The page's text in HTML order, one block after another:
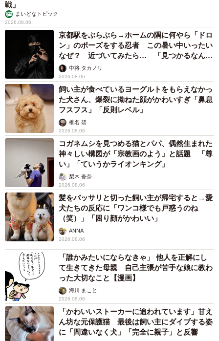
戦」
まいどなトピック
2026.08.06
京都駅をぶらぶら→ホームの隅に何やら「ドロ
ン」のポーズをする忍者 この暑い中いったい
なぜ？ 近づいてみたら… 「見つかるなんて
未熟」中将 タカノリ
2026.08.06
飼い主が食べているヨーグルトをもらえなかっ
た犬さん、爆裂に拗ねた顔がかわいすぎ「鼻息
フスフス」「反則レベル」
椎名 碧
2026.08.06
コガネムシを見つめる猫とパパ、偶然生まれた
神々しい構図が「宗教画のよう」と話題 「尊
い」「ていうかライオンキング」
梨木 香奈
2026.08.06
髪をバッサリと切った飼い主が帰宅すると→愛
犬たちの反応に「ワンコ様でも戸惑うのね
（笑）」「困り顔がかわいい」
ANNA
2026.08.06
「誰かみたいにならなきゃ」 他人を正解にし
て生きてきた母親 自己主張が苦手な娘に教わ
った大切なこと【漫画】
海川 まこと
2026.08.06
「かわいいストーカーに追われています」甘え
ん坊な元保護猫 最後は飼い主にダイブする姿
に「間違いなく犬」「完全に親子」と反響